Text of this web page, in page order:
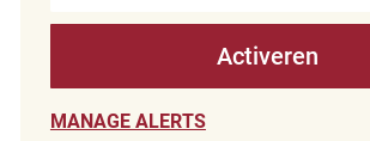
Activeren
MANAGE ALERTS